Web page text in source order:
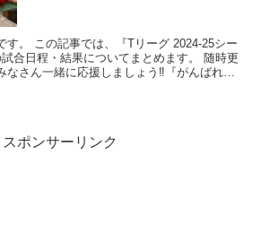
す。 この記事では、『Tリーグ 2024-25シー
合日程・結果についてまとめます。 随時更
なさん一緒に応援しましょう‼︎『がんばれ！
スポンサーリンク